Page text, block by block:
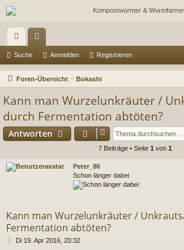
ch
ne
riff
en
Suche Anmelden Registrieren
Foren-Übersicht Bokashi
Kann man Wurzelunkräuter /
durch Fermentation abtöten?
Antworten
7 Beiträge • Seite 1 von 1
Peter_86
Schon länger dabei
Kann man Wurzelunkräuter /
Fermentation abtöten?
BDi 19. Apr 2016, 20:32